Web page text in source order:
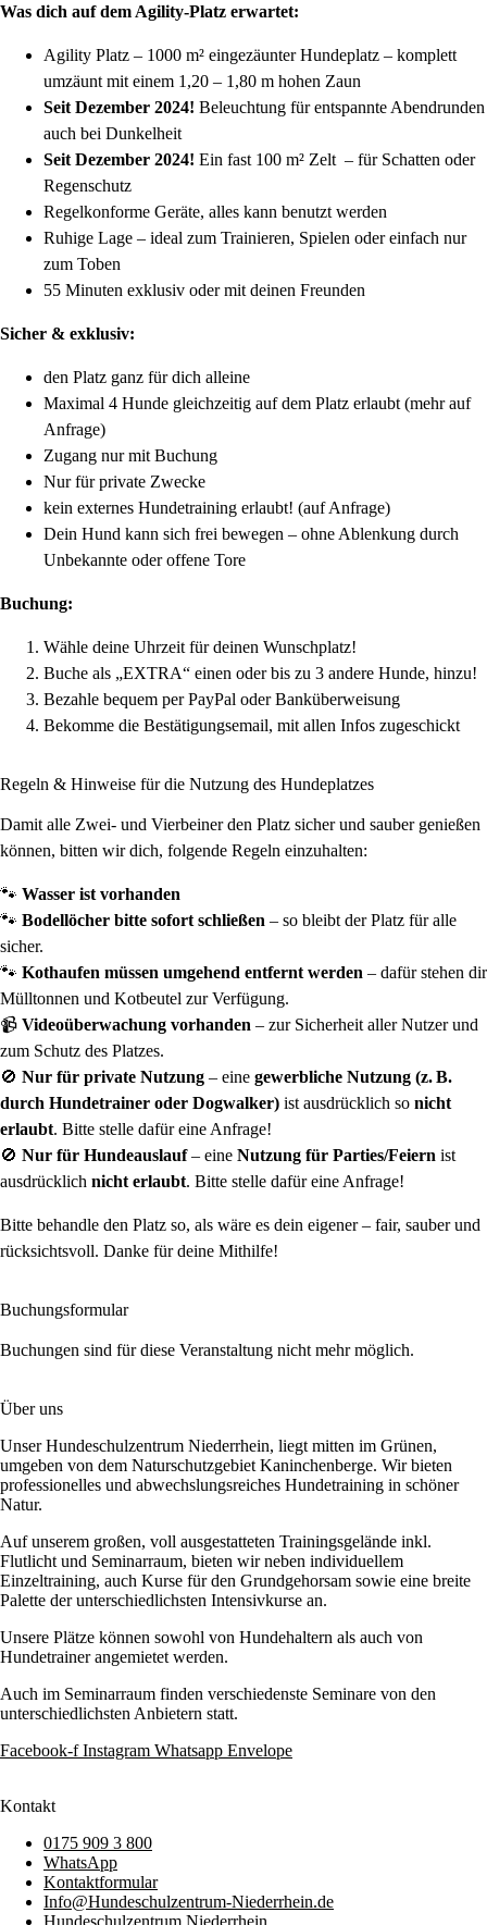
Was dich auf dem Agility-Platz erwartet:
Agility Platz – 1000 m² eingezäunter Hundeplatz – komplett
umzäunt mit einem 1,20 – 1,80 m hohen Zaun
Seit Dezember 2024! Beleuchtung für entspannte Abendrunden
auch bei Dunkelheit
Seit Dezember 2024! Ein fast 100 m² Zelt – für Schatten oder
Regenschutz
Regelkonforme Geräte, alles kann benutzt werden
Ruhige Lage – ideal zum Trainieren, Spielen oder einfach nur
zum Toben
55 Minuten exklusiv oder mit deinen Freunden
Sicher & exklusiv:
den Platz ganz für dich alleine
Maximal 4 Hunde gleichzeitig auf dem Platz erlaubt (mehr auf
Anfrage)
Zugang nur mit Buchung
Nur für private Zwecke
kein externes Hundetraining erlaubt! (auf Anfrage)
Dein Hund kann sich frei bewegen – ohne Ablenkung durch
Unbekannte oder offene Tore
Buchung:
Wähle deine Uhrzeit für deinen Wunschplatz!
Buche als „EXTRA“ einen oder bis zu 3 andere Hunde, hinzu!
Bezahle bequem per PayPal oder Banküberweisung
Bekomme die Bestätigungsemail, mit allen Infos zugeschickt
Regeln & Hinweise für die Nutzung des Hundeplatzes
Damit alle Zwei- und Vierbeiner den Platz sicher und sauber genießen
können, bitten wir dich, folgende Regeln einzuhalten:
🐾 Wasser ist vorhanden
🐾 Bodellöcher bitte sofort schließen – so bleibt der Platz für alle
sicher.
🐾 Kothaufen müssen umgehend entfernt werden – dafür stehen dir
Mülltonnen und Kotbeutel zur Verfügung.
📹 Videoüberwachung vorhanden – zur Sicherheit aller Nutzer und
zum Schutz des Platzes.
🚫 Nur für private Nutzung – eine gewerbliche Nutzung (z. B.
durch Hundetrainer oder Dogwalker) ist ausdrücklich so nicht
erlaubt. Bitte stelle dafür eine Anfrage!
🚫 Nur für Hundeauslauf– eine Nutzung für Parties/Feiern ist
ausdrücklich nicht erlaubt. Bitte stelle dafür eine Anfrage!
Bitte behandle den Platz so, als wäre es dein eigener – fair, sauber und
rücksichtsvoll. Danke für deine Mithilfe!
Buchungsformular
Buchungen sind für diese Veranstaltung nicht mehr möglich.
Über uns
Unser Hundeschulzentrum Niederrhein, liegt mitten im Grünen,
umgeben von dem Naturschutzgebiet Kaninchenberge. Wir bieten
professionelles und abwechslungsreiches Hundetraining in schöner
Natur.
Auf unserem großen, voll ausgestatteten Trainingsgelände inkl.
Flutlicht und Seminarraum, bieten wir neben individuellem
Einzeltraining, auch Kurse für den Grundgehorsam sowie eine breite
Palette der unterschiedlichsten Intensivkurse an.
Unsere Plätze können sowohl von Hundehaltern als auch von
Hundetrainer angemietet werden.
Auch im Seminarraum finden verschiedenste Seminare von den
unterschiedlichsten Anbietern statt.
Facebook-f Instagram Whatsapp Envelope
Kontakt
0175 909 3 800
WhatsApp
Kontaktformular
Info@Hundeschulzentrum-Niederrhein.de
Hundeschulzentrum Niederrhein